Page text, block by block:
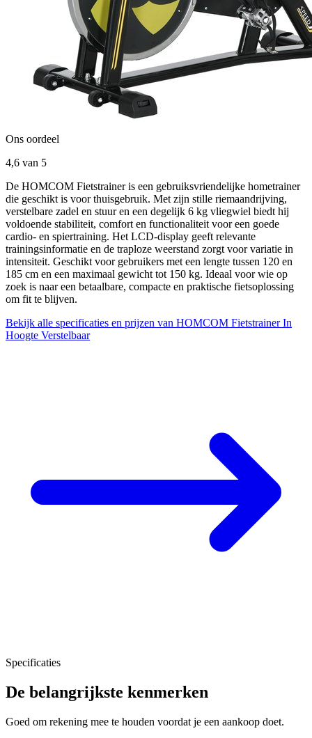
Ons oordeel
4,6 van 5
De HOMCOM Fietstrainer is een gebruiksvriendelijke hometrainer
die geschikt is voor thuisgebruik. Met zijn stille riemaandrijving,
verstelbare zadel en stuur en een degelijk 6 kg vliegwiel biedt hij
voldoende stabiliteit, comfort en functionaliteit voor een goede
cardio- en spiertraining. Het LCD-display geeft relevante
trainingsinformatie en de traploze weerstand zorgt voor variatie in
intensiteit. Geschikt voor gebruikers met een lengte tussen 120 en
185 cm en een maximaal gewicht tot 150 kg. Ideaal voor wie op
zoek is naar een betaalbare, compacte en praktische fietsoplossing
om fit te blijven.
Bekijk alle specificaties en prijzen van HOMCOM Fietstrainer In
Hoogte Verstelbaar
Specificaties
De belangrijkste kenmerken
Goed om rekening mee te houden voordat je een aankoop doet.